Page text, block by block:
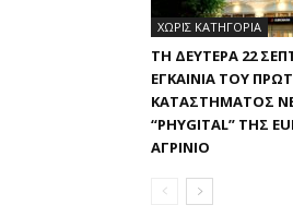
ΧΩΡΊΣ ΚΑΤΗΓΟΡΊΑ
ΤΗ ΔΕΥΤΈΡΑ 22
ΕΓΚΑΊΝΙΑ ΤΟΥ
ΚΑΤΑΣΤΉΜΑΤΟΣ
“PHYGITAL” ΤΗΣ
ΑΓΡΊΝΙΟ